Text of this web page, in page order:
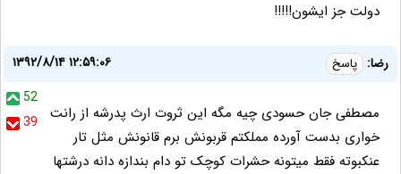
دولت جز ايشون!!!!!
رضا: پاسخ
۱۳۹۲/۸/۱۴ ۱۲:۵۹:۰۶
52
39
مصطفی جان حسودی چیه مگه این ثروت ارث پدرشه از رانت
خواری بدست آورده مملکتم قربونش برم قانونش مثل تار
عنکبوته فقط میتونه حشرات کوچک تو دام بندازه دانه درشتها